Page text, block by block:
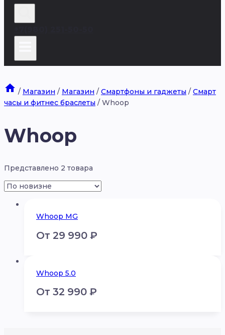
/ Магазин / Магазин / Смартфоны и гаджеты / Смарт
часы и фитнес браслеты / Whoop
Whoop
Представлено 2 товара
Whoop MG
От 29 990 ₽
Whoop 5.0
От 32 990 ₽